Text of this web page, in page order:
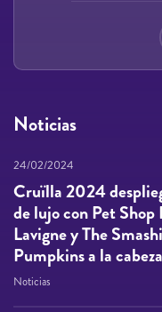
Noticias
24/02/2024
Cruïlla 2024
de lujo con Pet Shop
Lavigne y The
Pumpkins a la cabeza
Noticias